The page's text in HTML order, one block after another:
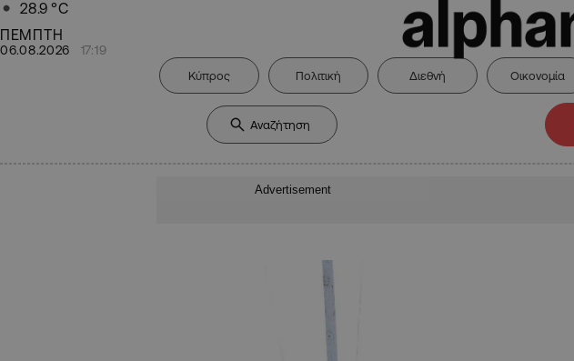
28.9 °C
ΠΕΜΠΤΗ
06.08.2026 17:19
Κύπρος Πολιτική Διεθνή Οικονομία
Advertisement